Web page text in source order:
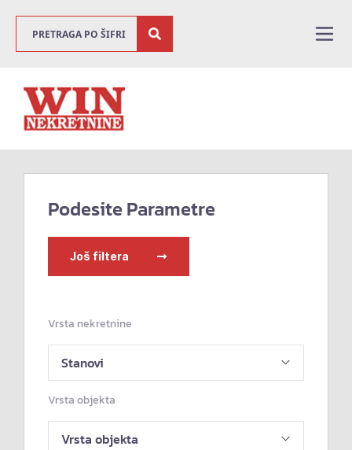
Podesite Parametre
Još filtera
Vrsta nekretnine
Vrsta objekta